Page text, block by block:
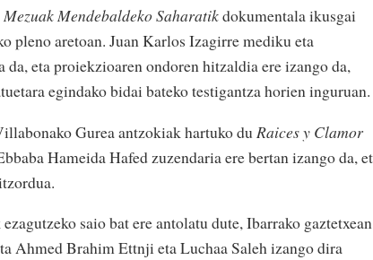
Mezuak Mendebaldeko Saharatikdokumentala ikusgai
pleno aretoan. Juan Karlos Izagirre mediku eta
eta proiekzioaren ondoren hitzaldia ere izango da,
egindako bidai bateko testigantza horien inguruan.
Gurea antzokiak hartuko du Raices y Clamor
Hameida Hafed zuzendaria ere bertan izango da,
saio bat ere antolatu dute, Ibarrako
Ahmed Brahim Ettnji eta Luchaa Saleh izango dira